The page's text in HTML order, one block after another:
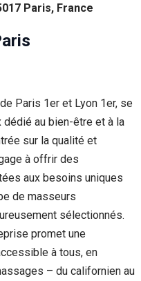
Paris, France
Paris 1er et Lyon 1er, se
au bien-être et à la
sur la qualité et
à offrir des
aux besoins uniques
de masseurs
sélectionnés.
promet une
à tous, en
– du californien au